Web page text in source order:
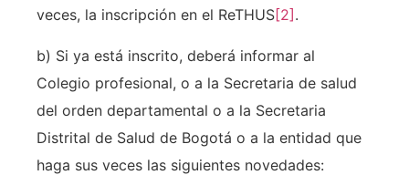
veces, la inscripción en el ReTHUS[2] .
b) Si ya está inscrito, deberá informar al
Colegio profesional, o a la Secretaria de salud
del orden departamental o a la Secretaria
Distrital de Salud de Bogotá o a la entidad que
haga sus veces las siguientes novedades: